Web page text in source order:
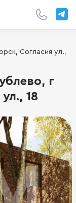
Согласия ул.,
г
18